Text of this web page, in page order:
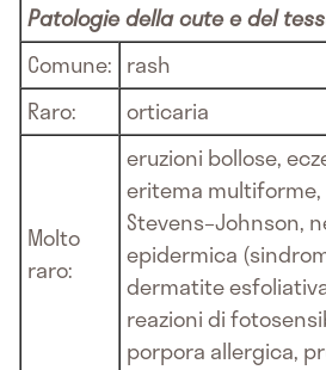
Patologie della cute e del
Comune: rash
Raro:
orticaria
Molto
raro:
eruzioni bollose,
eritema
Stevens–Johnson,
epidermica
dermatite
reazioni di
porpora allergica,